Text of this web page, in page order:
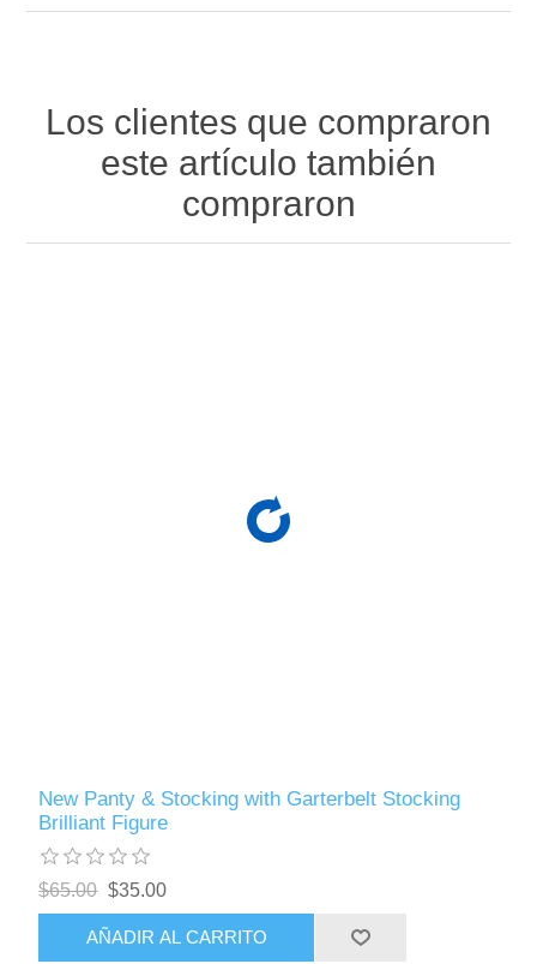
Los clientes que compraron
este artículo también
compraron
New Panty & Stocking with Garterbelt Stocking
Brilliant Figure
$65.00 $35.00
AÑADIR AL CARRITO